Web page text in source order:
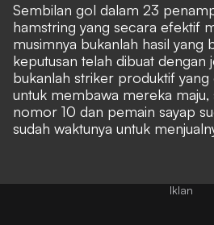
Sembilan gol dalam 23
hamstring yang secara efektif
musimnya bukanlah hasil yang
keputusan telah dibuat dengan
bukanlah striker produktif yang
untuk membawa mereka
nomor 10 dan pemain sayap
sudah waktunya untuk
Iklan